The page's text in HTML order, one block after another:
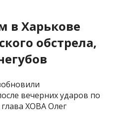
в Харькове
обстрела,
вечерних ударов по
ХОВА Олег